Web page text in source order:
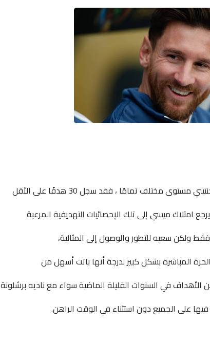
ميسي إلى تلك الإحصائيات التهديفية المرعبة
ولكن سعيه للتطور والوصول إلى المثالية،
المباشرة بشكل كبير لدرجة أنها باتت أسهل من
الأهداف في السنوات القليلة الماضية سواء مع ناديه برشلونة
فيها على الجميع دون استثناء في الوقت الراهن.